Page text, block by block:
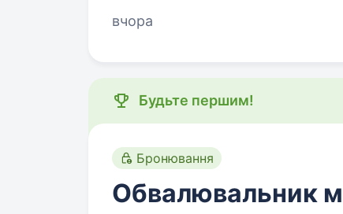
аграрних…
вчора
Будьте першим!
Бронювання
Обвалювальник